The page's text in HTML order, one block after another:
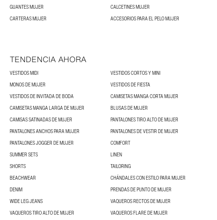
GUANTES MUJER
CALCETINES MUJER
CARTERAS MUJER
ACCESORIOS PARA EL PELO MUJER
TENDENCIA AHORA
VESTIDOS MIDI
VESTIDOS CORTOS Y MINI
MONOS DE MUJER
VESTIDOS DE FIESTA
VESTIDOS DE INVITADA DE BODA
CAMISETAS MANGA CORTA MUJER
CAMISETAS MANGA LARGA DE MUJER
BLUSAS DE MUJER
CAMISAS SATINADAS DE MUJER
PANTALONES TIRO ALTO DE MUJER
PANTALONES ANCHOS PARA MUJER
PANTALONES DE VESTIR DE MUJER
PANTALONES JOGGER DE MUJER
COMFORT
SUMMER SETS
LINEN
SHORTS
TAILORING
BEACHWEAR
CHÁNDALES CON ESTILO PARA MUJER
DENIM
PRENDAS DE PUNTO DE MUJER
WIDE LEG JEANS
VAQUEROS RECTOS DE MUJER
VAQUEROS TIRO ALTO DE MUJER
VAQUEROS FLARE DE MUJER